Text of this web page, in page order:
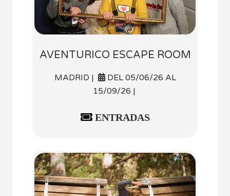
AVENTURICO ESCAPE ROOM
MADRID |
DEL 05/06/26 AL
15/09/26 |
ENTRADAS